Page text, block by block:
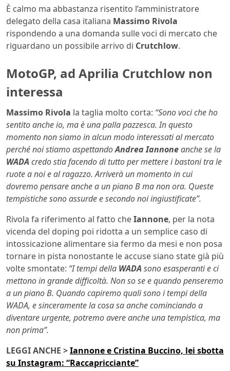
È calmo ma abbastanza risentito l’amministratore
delegato della casa italiana Massimo Rivola
rispondendo a una domanda sulle voci di mercato che
riguardano un possibile arrivo di Crutchlow.
MotoGP, ad Aprilia Crutchlow non
interessa
Massimo Rivola la taglia molto corta: “Sono voci che ho
sentito anche io, ma è una palla pazzesca. In questo
momento non siamo in alcun modo interessati al mercato
perché noi stiamo aspettandoAndrea Iannoneanche se la
WADA credo stia facendo di tutto per mettere i bastoni tra le
ruote a noi e al ragazzo. Arriverà un momento in cui
dovremo pensare anche a un piano B ma non ora. Queste
tempistiche sono assurde e secondo noi ingiustificate”.
Rivola fa riferimento al fatto cheIannone, per la nota
vicenda del doping poi ridotta a un semplice caso di
intossicazione alimentare sia fermo da mesi e non posa
tornare in pista nonostante le accuse siano state già più
volte smontate: “I tempi della WADA sono esasperanti e ci
mettono in grande difficoltà. Non so se e quando penseremo
a un piano B. Quando capiremo quali sono i tempi della
WADA, e sinceramente la cosa sa anche cominciando a
diventare urgente, potremo avere anche una tempistica, ma
non prima”.
LEGGI ANCHE >Iannone e Cristina Buccino, lei sbotta
su Instagram: “Raccapricciante”